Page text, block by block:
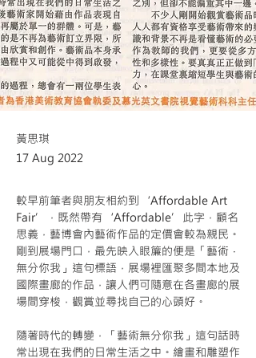
黃思琪
17 Aug 2022
較早前筆者與朋友相約到‘Affordable Art
Fair’，既然帶有‘Affordable’此字，顧名
思義，藝博會內藝術作品的定價會較為親民。
剛到展場門口，最先映入眼簾的便是「藝術．
無分你我」這句標語，展場裡匯聚多間本地及
國際畫廊的作品，讓人們可隨意在各畫廊的展
隨著時代的轉變，「藝術無分你我」這句話時
常出現在我們的日常生活之中。繪畫和雕塑作